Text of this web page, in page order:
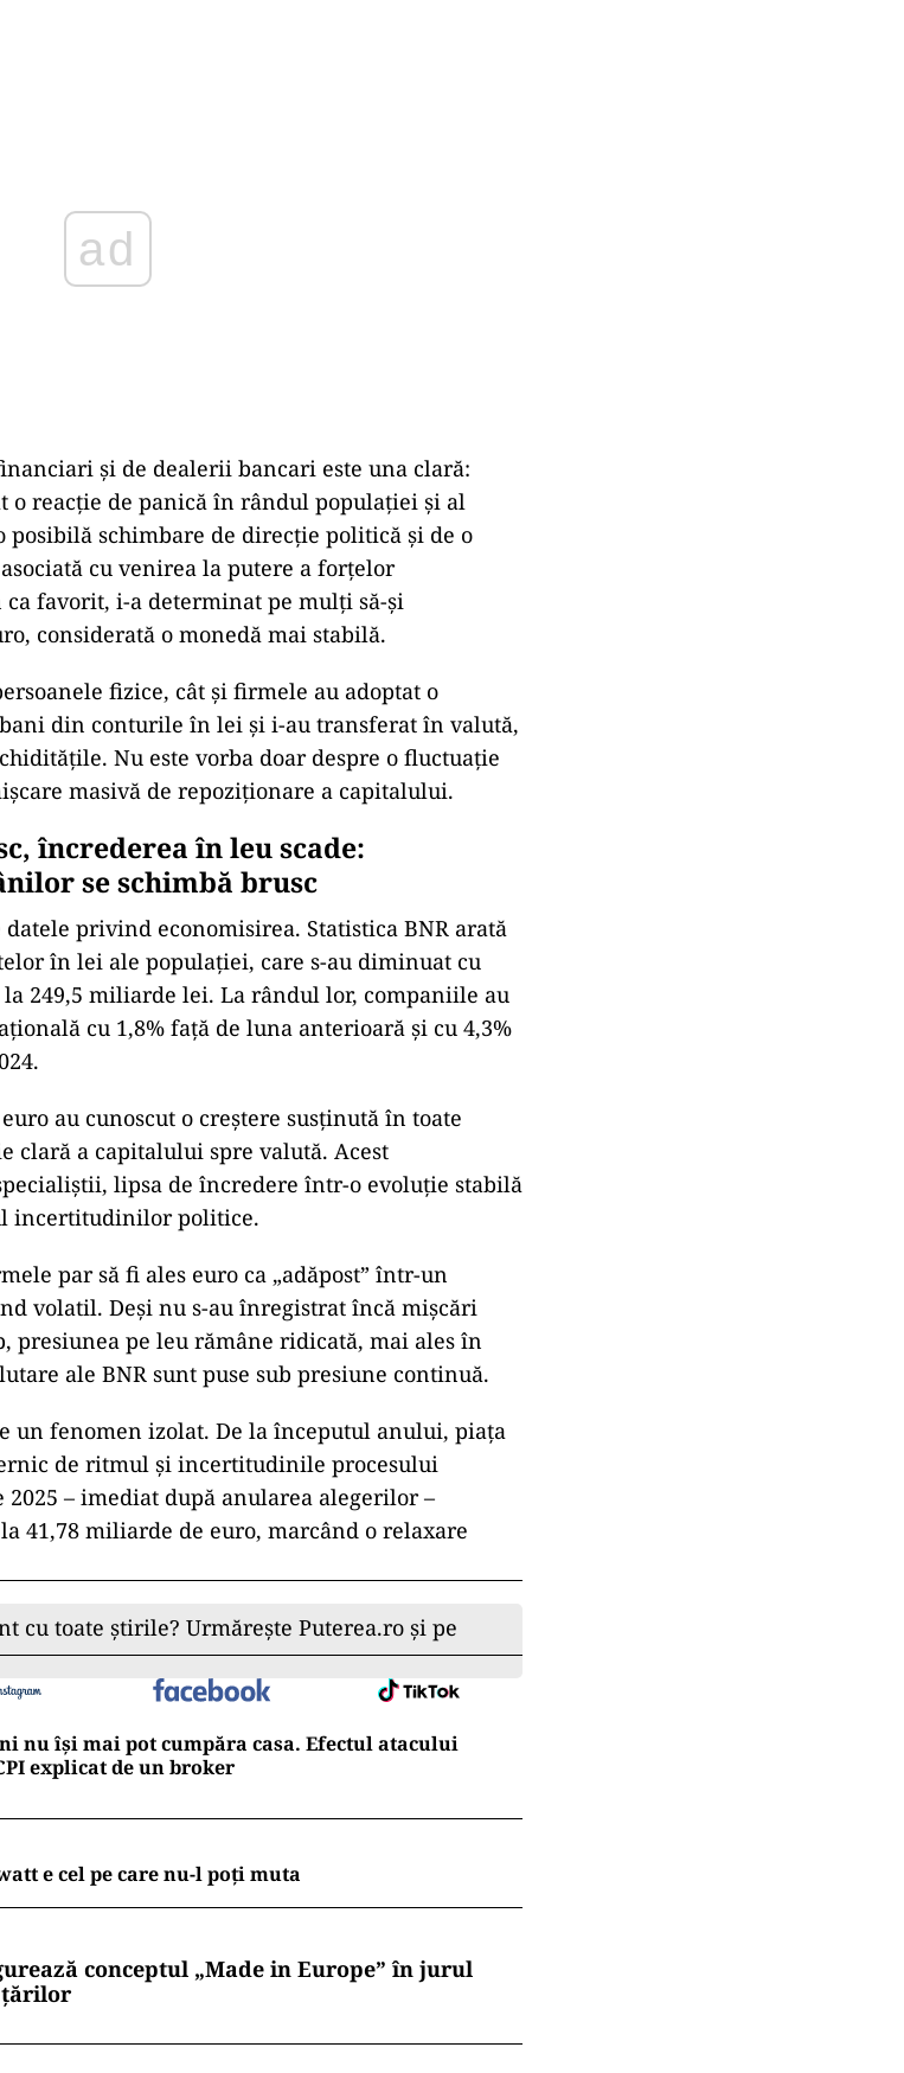
și de dealerii bancari este una clară:
o reacție de panică în rândul populației și al
schimbare de direcție politică și de o
cu venirea la putere a forțelor
ca favorit, i-a determinat pe mulți să-și
considerată o monedă mai stabilă.
fizice, cât și firmele au adoptat o
din conturile în lei și i-au transferat în valută,
Nu este vorba doar despre o fluctuație
masivă de repoziționare a capitalului.
încrederea în leu scade:
se schimbă brusc
privind economisirea. Statistica BNR arată
în lei ale populației, care s-au diminuat cu
249,5 miliarde lei. La rândul lor, companiile au
cu 1,8% față de luna anterioară și cu 4,3%
au cunoscut o creștere susținută în toate
clară a capitalului spre valută. Acest
lipsa de încredere într-o evoluție stabilă
incertitudinilor politice.
par să fi ales euro ca „adăpost” într-un
volatil. Deși nu s-au înregistrat încă mișcări
presiunea pe leu rămâne ridicată, mai ales în
ale BNR sunt puse sub presiune continuă.
un fenomen izolat. De la începutul anului, piața
de ritmul și incertitudinile procesului
– imediat după anularea alegerilor –
41,78 miliarde de euro, marcând o relaxare
cu toate știrile? Urmărește Puterea.ro și pe
nu își mai pot cumpăra casa. Efectul atacului
explicat de un broker
e cel pe care nu-l poți muta
conceptul „Made in Europe” în jurul
țărilor